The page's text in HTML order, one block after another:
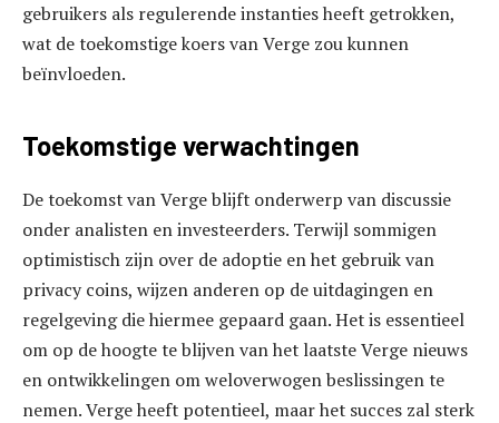
gebruikers als regulerende instanties heeft getrokken,
wat de toekomstige koers van Verge zou kunnen
beïnvloeden.
Toekomstige verwachtingen
De toekomst van Verge blijft onderwerp van discussie
onder analisten en investeerders. Terwijl sommigen
optimistisch zijn over de adoptie en het gebruik van
privacy coins, wijzen anderen op de uitdagingen en
regelgeving die hiermee gepaard gaan. Het is essentieel
om op de hoogte te blijven van het laatste Verge nieuws
en ontwikkelingen om weloverwogen beslissingen te
nemen. Verge heeft potentieel, maar het succes zal sterk